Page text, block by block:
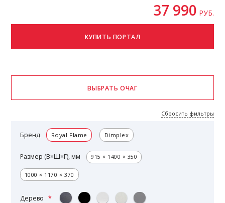
37 990 РУБ.
Бренд Royal Flame Dimplex
Размер (В×Ш×Г), мм 915 × 1400 × 350
1000 × 1170 × 370
Дерево
Сбросить фильтры